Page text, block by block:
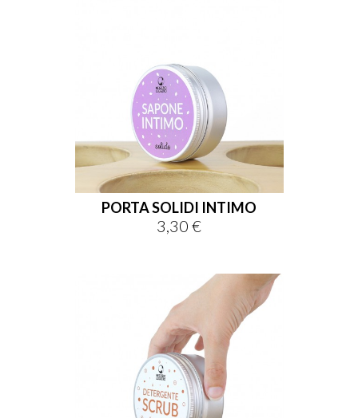
PORTA SOLIDI INTIMO
Prezzo
3,30 €